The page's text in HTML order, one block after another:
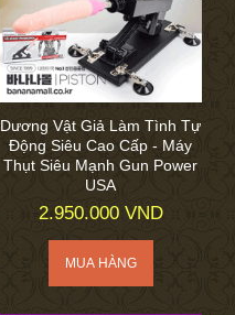
Dương Vật Giả Làm Tình Tự
Động Siêu Cao Cấp - Máy
Thụt Siêu Mạnh Gun Power
USA
2.950.000 VND